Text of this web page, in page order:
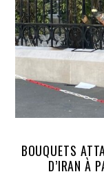
BOUQUETS
D’IRAN À